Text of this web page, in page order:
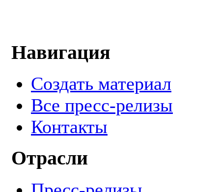
Навигация
Создать материал
Все пресс-релизы
Контакты
Отрасли